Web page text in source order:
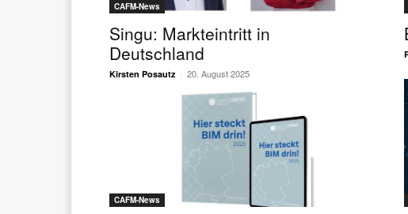
CAFM-News
Singu: Markteintritt in
Deutschland
Kirsten Posautz - 20. August 2025
CAFM-News